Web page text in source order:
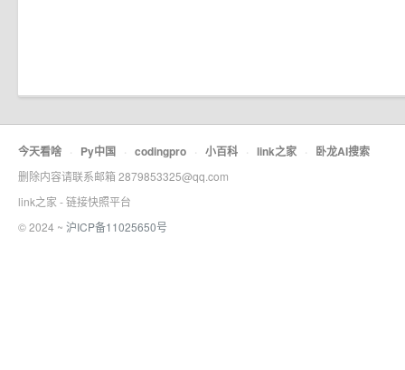
今天看啥 · Py中国 · codingpro · 小百科 · link之家 · 卧龙AI搜索
删除内容请联系邮箱 2879853325@qq.com
link之家 - 链接快照平台
© 2024 ~ 沪ICP备11025650号